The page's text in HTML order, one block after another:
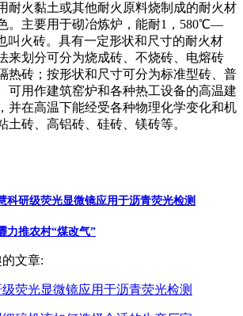
耐火黏土或其他耐火原料烧制成的耐火材
。主要用于砌冶炼炉，能耐1，580℃—
叫火砖。具有一定形状和尺寸的耐火材
来划分可分为烧成砖、不烧砖、电熔砖
热砖；按形状和尺寸可分为标准型砖、普
可用作建筑窑炉和各种热工设备的高温建
并在高温下能经受各种物理化学变化和机
土砖、高铝砖、硅砖、镁砖等。
科研级荧光显微镜应用于沥青荧光检测
力推农村“煤改气”
文章:
荧光显微镜应用于沥青荧光检测